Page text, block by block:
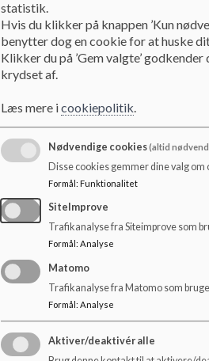
På Klarup Skole
Klarup Skole
de “gamle” 6.
Formålet med at
at støtte
at træne
at give den
De faglige krav og
statistik.
Hvis du klikker på knappen ’Kun
benytter dog en cookie for at huske
Klikker du på ’Gem valgte’
krydset af.
Læs mere icookiepolitik.
Nødvendige cookies(altid
Disse cookies gemmer dine valg
Formål: Funktionalitet
SiteImprove
Trafikanalyse fra Siteimprove som
Formål : Analyse
Matomo
Trafikanalyse fra Matomo som
Formål : Analyse
Aktiver/deaktivér alle